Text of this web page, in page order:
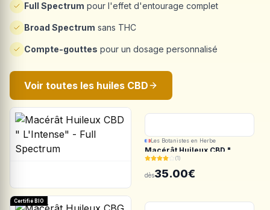
Les Botanistes en Herbe
Macérât Huileux CBD "
L'Intense" - Full Spectrum
(1)
dès35.00€
Certifié BIO
Full Spectrum pour l'effet d'entourage complet
Broad Spectrum sans THC
Compte-gouttes pour un dosage personnalisé
Voir toutes les huiles CBD